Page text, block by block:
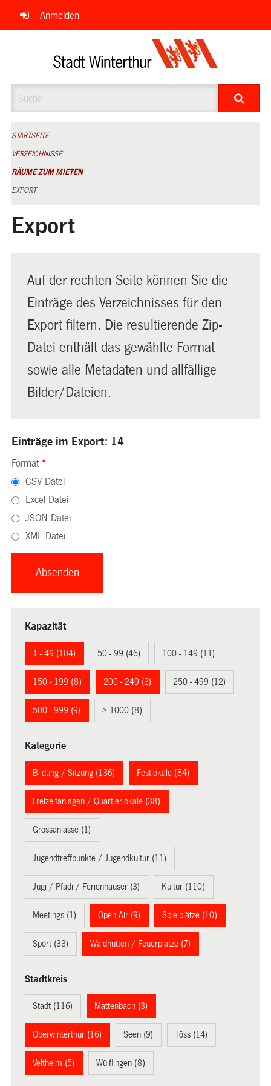
Navigation
überspringen
Anmelden
STARTSEITE
VERZEICHNISSE
RÄUME ZUM MIETEN
EXPORT
Export
Auf der rechten Seite können Sie die
Einträge des Verzeichnisses für den
Export filtern. Die resultierende Zip-
Datei enthält das gewählte Format
sowie alle Metadaten und allfällige
Bilder/Dateien.
Einträge im Export: 14
Format *
CSV Datei
Excel Datei
JSON Datei
XML Datei
Kapazität
1 - 49 (104) 50 - 99 (46) 100 - 149 (11)
150 - 199 (8) 200 - 249 (3) 250 - 499 (12)
500 - 999 (9) > 1000 (8)
Kategorie
Bildung / Sitzung (136) Festlokale (84)
Freizeitanlagen / Quartierlokale (38)
Grössanlässe (1)
Jugendtreffpunkte / Jugendkultur (11)
Jugi / Pfadi / Ferienhäuser (3) Kultur (110)
Meetings (1) Open Air (9) Spielplätze (10)
Sport (33) Waldhütten / Feuerplätze (7)
Stadtkreis
Stadt (116) Mattenbach (3)
Oberwinterthur (16) Seen (9) Töss (14)
Veltheim (5) Wülflingen (8)